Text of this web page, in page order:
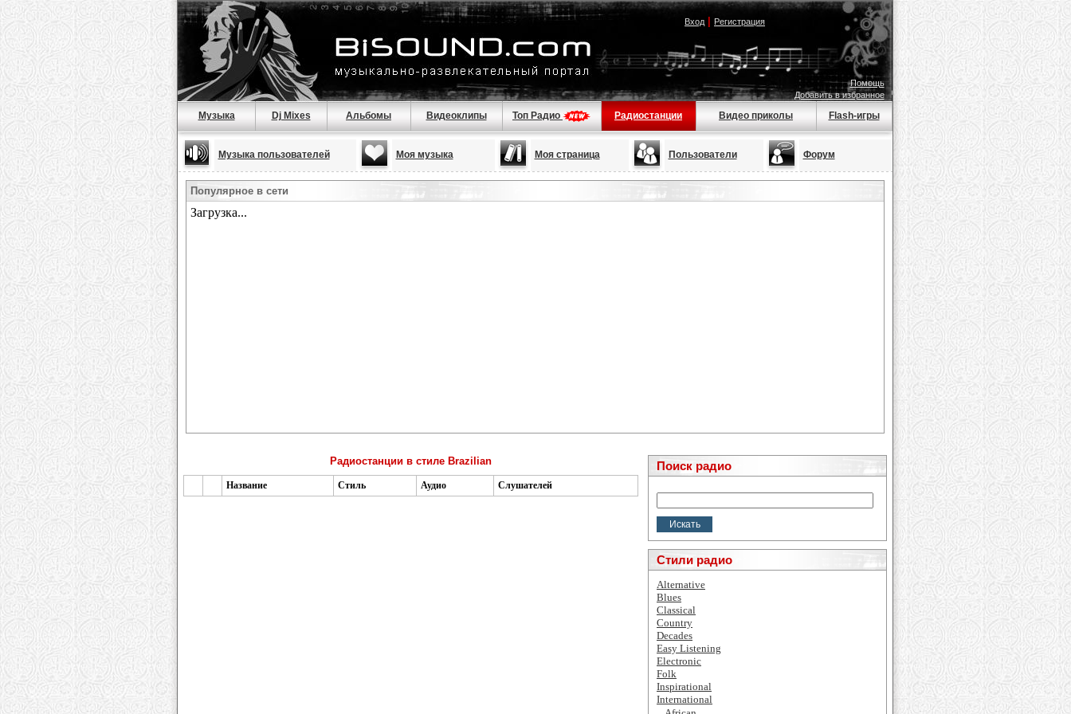
Вход| Регистрация
Помощь
Добавить в избранное
Музыка Dj Mixes Альбомы Видеоклипы Топ Радио Радиостанции Видео приколы Flash-игры
Музыка пользователей Моя музыка Моя страница Пользователи Форум
Популярное в сети
Радиостанции в стиле Brazilian
Название Стиль Аудио Слушателей
Поиск радио
Стили радио
Alternative
Blues
Classical
Country
Decades
Easy Listening
Electronic
Folk
Inspirational
International